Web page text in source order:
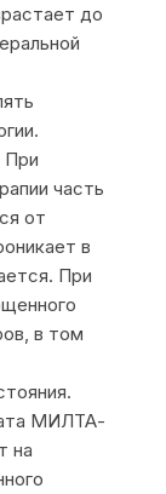
до
При
часть
от
в
При
в том
МИЛТА-
на